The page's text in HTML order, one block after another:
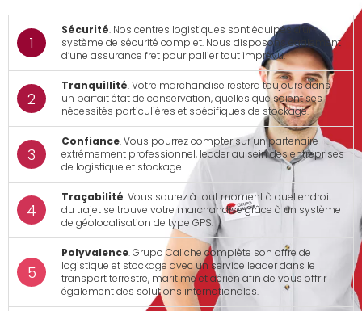
Sécurité. Nos centres logistiques sont équipés d’un
système de sécurité complet. Nous disposons également
d’une assurance fret pour pallier tout imprévu.
Tranquillité. Votre marchandise restera toujours dans
un parfait état de conservation, quelles que soient ses
nécessités particulières et spécifiques de stockage.
Confiance. Vous pourrez compter sur un partenaire
extrêmement professionnel, leader au sein des entreprises
de logistique et stockage.
Traçabilité. Vous saurez à tout moment à quel endroit
du trajet se trouve votre marchandise grâce à un système
de géolocalisation de type GPS.
Polyvalence. Grupo Caliche complète son offre de
logistique et stockage avec un service leader dans le
transport terrestre, maritime et aérien afin de vous offrir
également des solutions internationales.